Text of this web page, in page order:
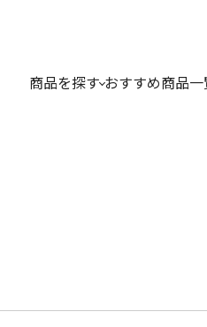
商品を探す おすすめ商品一